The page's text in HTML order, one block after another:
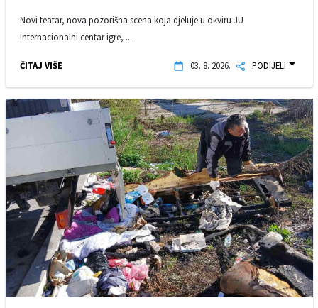
Novi teatar, nova pozorišna scena koja djeluje u okviru JU
Internacionalni centar igre, ...
ČITAJ VIŠE 03. 8. 2026. PODIJELI